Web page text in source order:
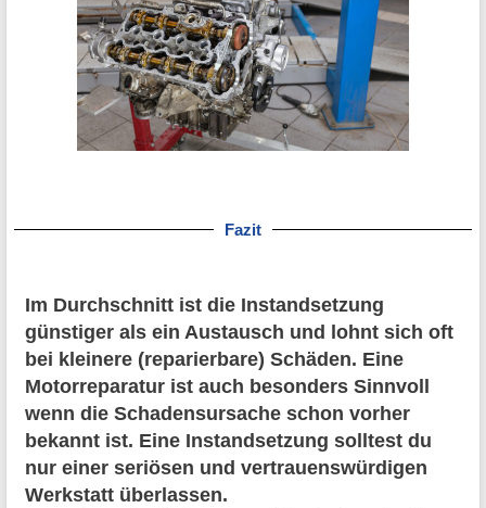
Fazit
Im Durchschnitt ist die Instandsetzung
günstiger als ein Austausch und lohnt sich oft
bei kleinere (reparierbare) Schäden. Eine
Motorreparatur ist auch besonders Sinnvoll
wenn die Schadensursache schon vorher
bekannt ist. Eine Instandsetzung solltest du
nur einer seriösen und vertrauenswürdigen
Werkstatt überlassen.